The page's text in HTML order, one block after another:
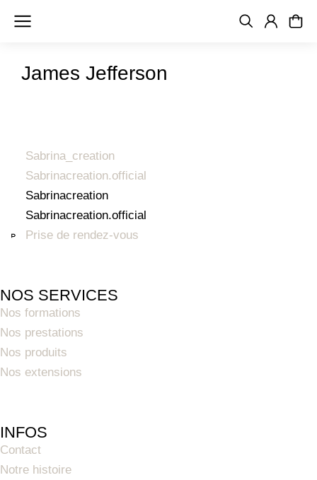
James Jefferson
Sabrina_creation
Sabrinacreation.official
Sabrinacreation
Sabrinacreation.official
Prise de rendez-vous
NOS SERVICES
Nos formations
Nos prestations
Nos produits
Nos extensions
INFOS
Contact
Notre histoire